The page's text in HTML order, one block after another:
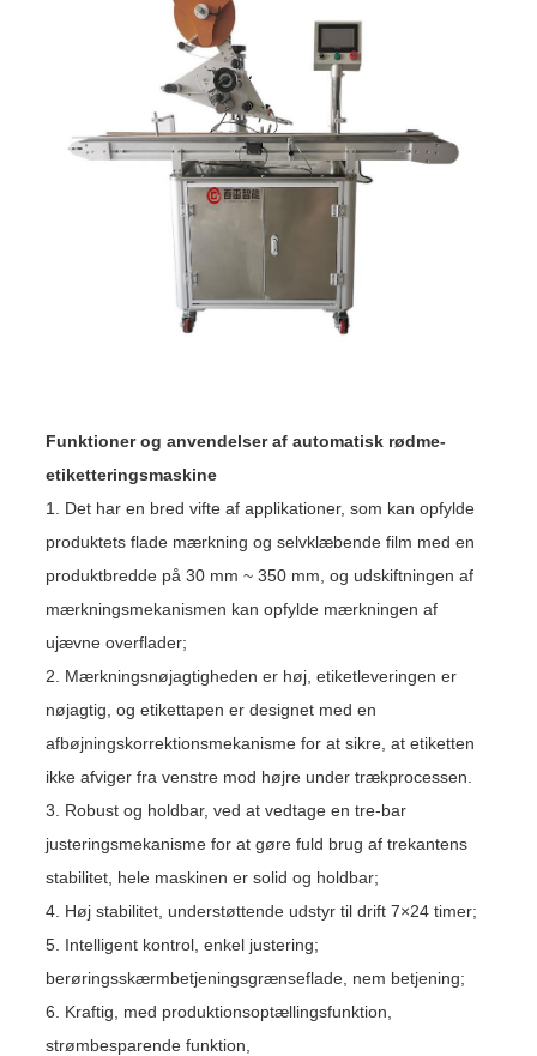
Funktioner og anvendelser af automatisk rødme-
etiketteringsmaskine
1. Det har en bred vifte af applikationer, som kan opfylde
produktets flade mærkning og selvklæbende film med en
produktbredde på 30 mm ~ 350 mm, og udskiftningen af ​​
mærkningsmekanismen kan opfylde mærkningen af ​​
ujævne overflader;
2. Mærkningsnøjagtigheden er høj, etiketleveringen er
nøjagtig, og etikettapen er designet med en
afbøjningskorrektionsmekanisme for at sikre, at etiketten
ikke afviger fra venstre mod højre under trækprocessen.
3. Robust og holdbar, ved at vedtage en tre-bar
justeringsmekanisme for at gøre fuld brug af trekantens
stabilitet, hele maskinen er solid og holdbar;
4. Høj stabilitet, understøttende udstyr til drift 7×24 timer;
5. Intelligent kontrol, enkel justering;
berøringsskærmbetjeningsgrænseflade, nem betjening;
6. Kraftig, med produktionsoptællingsfunktion,
strømbesparende funktion,